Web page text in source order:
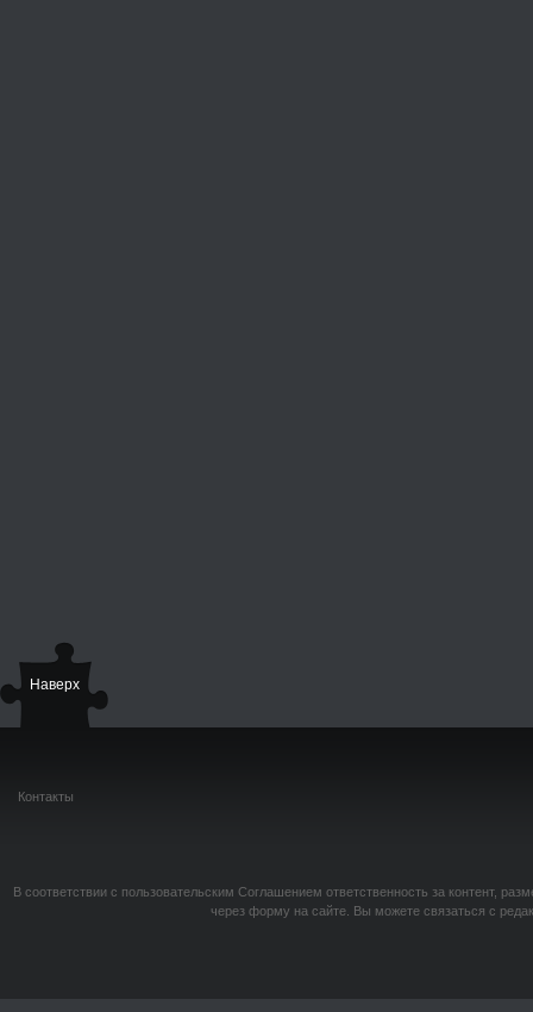
Наверх
Контакты
В соответствии с пользовательским Соглашением ответственность за контент,
через форму на сайте. Вы можете связаться с